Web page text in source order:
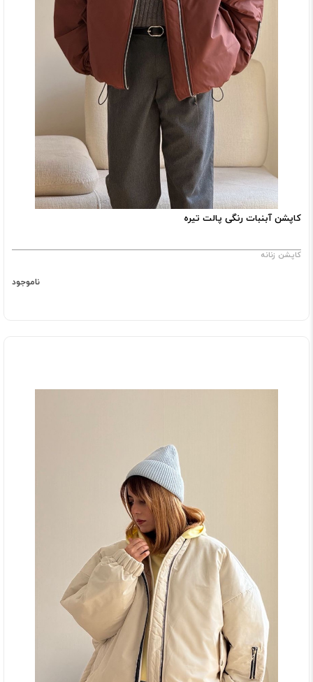
کاپشن آبنبات رنگی پالت تیره
کاپشن زنانه
ناموجود